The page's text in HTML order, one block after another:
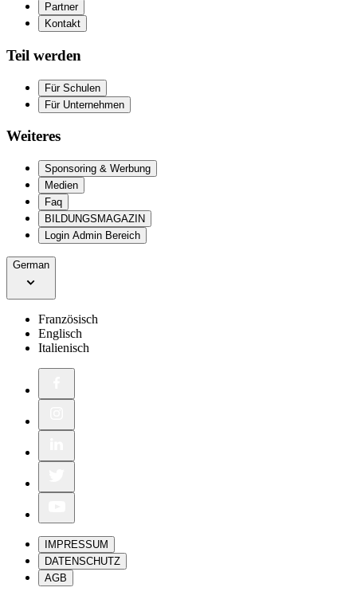
Partner
Kontakt
Teil werden
Für Schulen
Für Unternehmen
Weiteres
Sponsoring & Werbung
Medien
Faq
BILDUNGSMAGAZIN
Login Admin Bereich
German
Französisch
Englisch
Italienisch
IMPRESSUM
DATENSCHUTZ
AGB